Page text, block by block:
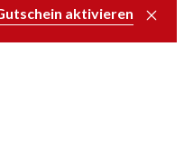
aktivieren